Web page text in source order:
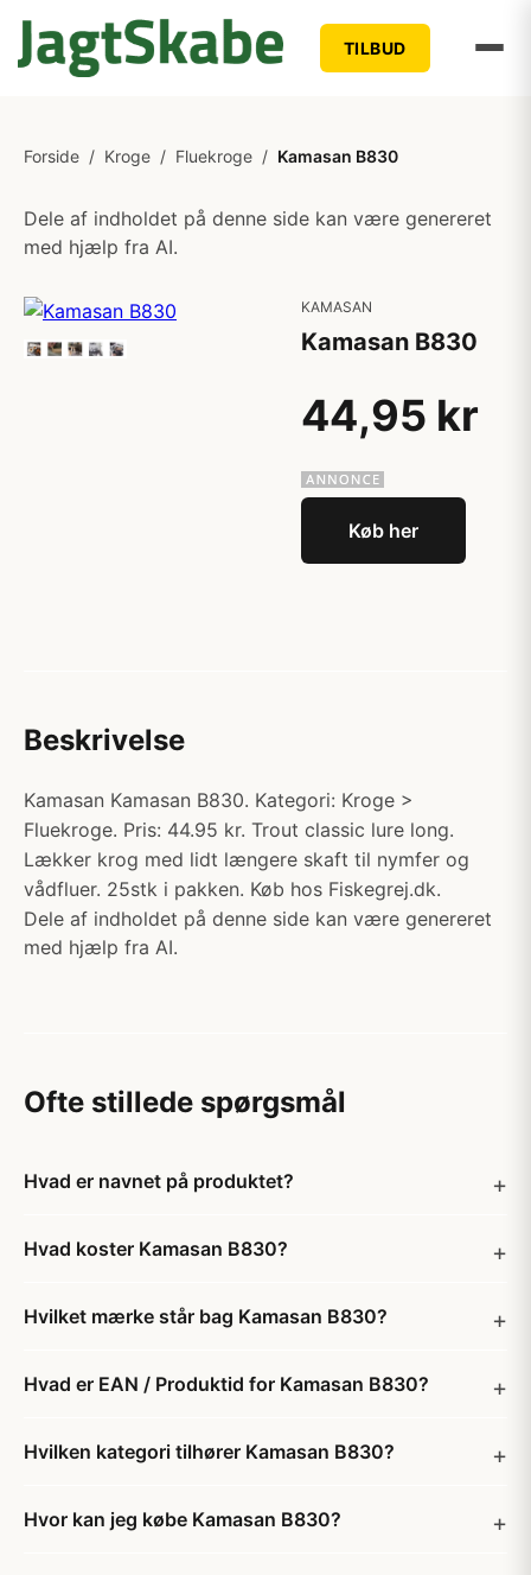
TILBUD
Forside / Kroge / Fluekroge / Kamasan B830
Dele af indholdet på denne side kan være genereret
med hjælp fra AI.
KAMASAN
Kamasan B830
44,95 kr
Køb her
Beskrivelse
Kamasan Kamasan B830. Kategori: Kroge >
Fluekroge. Pris: 44.95 kr. Trout classic lure long.
Lækker krog med lidt længere skaft til nymfer og
vådfluer. 25stk i pakken. Køb hos Fiskegrej.dk.
Dele af indholdet på denne side kan være genereret
med hjælp fra AI.
Ofte stillede spørgsmål
Hvad er navnet på produktet?
Hvad koster Kamasan B830?
Hvilket mærke står bag Kamasan B830?
Hvad er EAN / Produktid for Kamasan B830?
Hvilken kategori tilhører Kamasan B830?
Hvor kan jeg købe Kamasan B830?